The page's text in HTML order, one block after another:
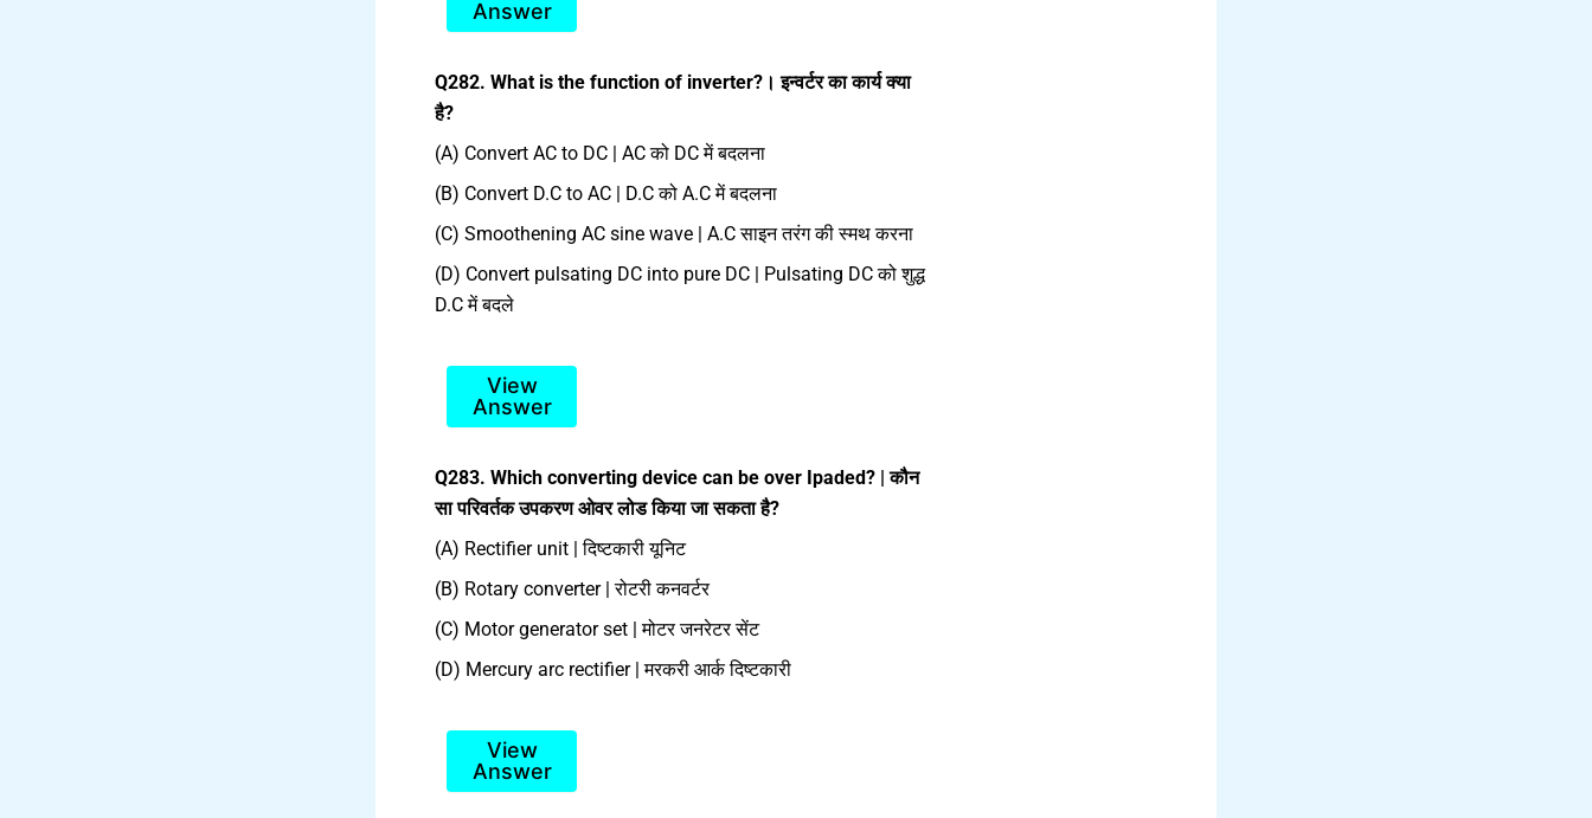
Answer
Q282. What is the function of inverter?। इन्वर्टर का कार्य क्या
है?
(A) Convert AC to DC | AC को DC में बदलना
(B) Convert D.C to AC | D.C को A.C में बदलना
(C) Smoothening AC sine wave | A.C साइन तरंग की स्मथ करना
(D) Convert pulsating DC into pure DC | Pulsating DC को शुद्ध
D.C में बदले
View
Answer
Q283. Which converting device can be over Ipaded? | कौन
सा परिवर्तक उपकरण ओवर लोड किया जा सकता है?
(A) Rectifier unit | दिष्टकारी यूनिट
(B) Rotary converter | रोटरी कनवर्टर
(C) Motor generator set | मोटर जनरेटर सेंट
(D) Mercury arc rectifier | मरकरी आर्क दिष्टकारी
View
Answer